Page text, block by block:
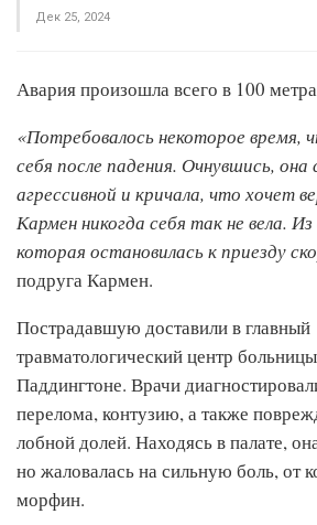
Дек 25, 2024
Авария произошла всего в 100
«Потребовалось некоторое время,
себя после падения. Очнувшись, она
агрессивной и кричала, что хочет
Кармен никогда себя так не вела.
которая остановилась к приезду
подруга Кармен.
Пострадавшую доставили в главный
травматологический центр
Паддингтоне. Врачи
перелома, контузию, а также
лобной долей. Находясь в палате,
но жаловалась на сильную боль, от
морфин.